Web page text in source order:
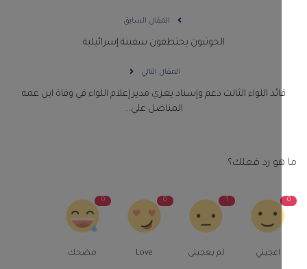
المقال السابق
الحوثيون يختطفون سفينة إسرائيلية
المقال التالي
اللواء الثالث دعم وإسناد يعزي مدير إعلام اللواء في وفاة ابن عمه
المناضل علي...
رد فعلك؟
لم يعجبنى مضحك